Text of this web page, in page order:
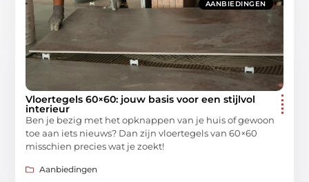
AANBIEDINGEN
Vloertegels 60×60: jouw basis voor een stijlvol
interieur
Ben je bezig met het opknappen van je huis of gewoon
toe aan iets nieuws? Dan zijn vloertegels van 60×60
misschien precies wat je zoekt!
Aanbiedingen